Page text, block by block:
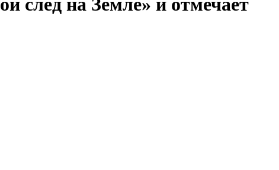
след на Земле» и отмечает